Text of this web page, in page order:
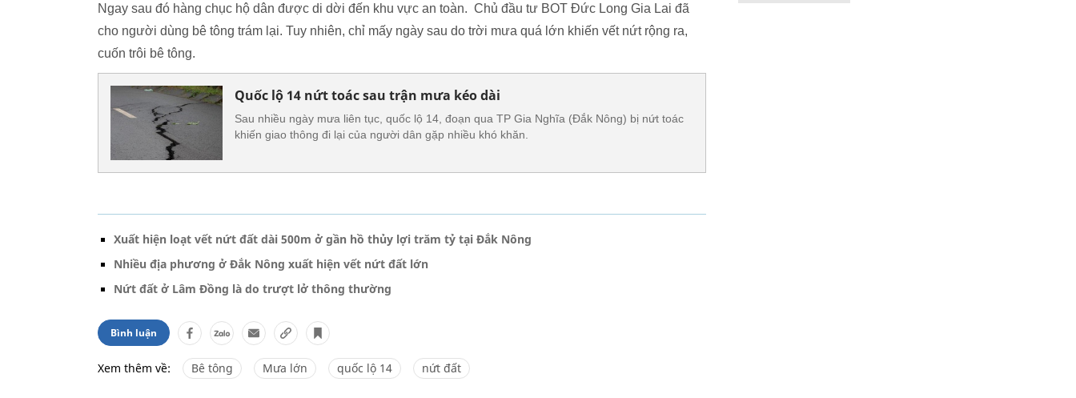
Ngay sau đó hàng chục hộ dân được di dời đến khu vực an toàn. Chủ đầu tư BOT Đức Long Gia Lai đã
cho người dùng bê tông trám lại. Tuy nhiên, chỉ mấy ngày sau do trời mưa quá lớn khiến vết nứt rộng ra,
cuốn trôi bê tông.
Quốc lộ 14 nứt toác sau trận mưa kéo dài
Sau nhiều ngày mưa liên tục, quốc lộ 14, đoạn qua TP Gia Nghĩa (Đắk Nông) bị nứt toác
khiến giao thông đi lại của người dân gặp nhiều khó khăn.
Xuất hiện loạt vết nứt đất dài 500m ở gần hồ thủy lợi trăm tỷ tại Đắk Nông
Nhiều địa phương ở Đắk Nông xuất hiện vết nứt đất lớn
Nứt đất ở Lâm Đồng là do trượt lở thông thường
Bình luận
Xem thêm về: Bê tông Mưa lớn quốc lộ 14 nứt đất